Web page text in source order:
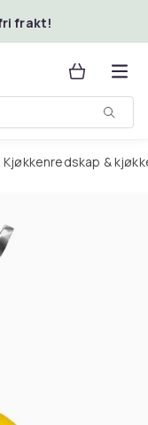
frakt!
Kjøkkenredskap &